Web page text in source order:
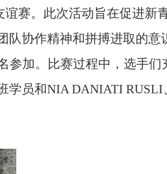
谊赛。此次活动旨在促进新
队协作精神和拼搏进取的意
参加。比赛过程中，选手们
学员和NIA DANIATI RUSLI